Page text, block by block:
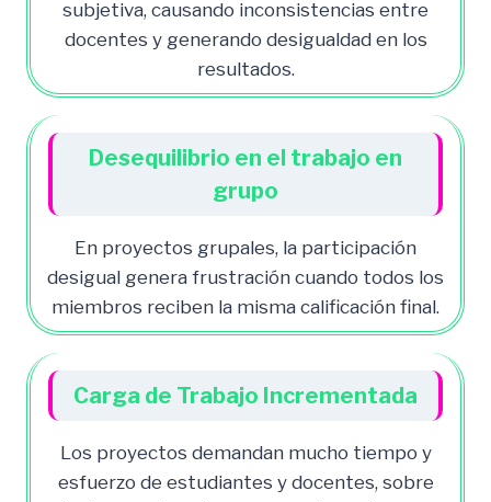
subjetiva, causando inconsistencias entre
docentes y generando desigualdad en los
resultados.
Desequilibrio en el trabajo en
grupo
En proyectos grupales, la participación
desigual genera frustración cuando todos los
miembros reciben la misma calificación final.
Carga de Trabajo Incrementada
Los proyectos demandan mucho tiempo y
esfuerzo de estudiantes y docentes, sobre